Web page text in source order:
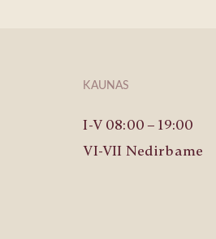
KAUNAS
I-V 08:00 – 19:00
VI-VII Nedirbame